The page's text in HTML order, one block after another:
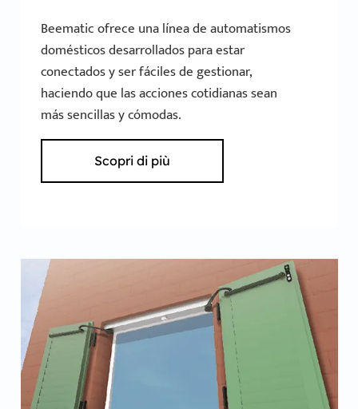
Beematic ofrece una línea de automatismos
domésticos desarrollados para estar
conectados y ser fáciles de gestionar,
haciendo que las acciones cotidianas sean
más sencillas y cómodas.
Scopri di più